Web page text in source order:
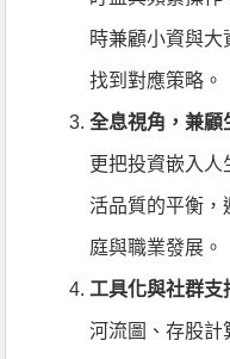
時兼顧小資與
找到對應策略。
全息視角，兼顧
更把投資嵌入
活品質的平衡，
庭與職業發展。
工具化與社群支
河流圖、存股計